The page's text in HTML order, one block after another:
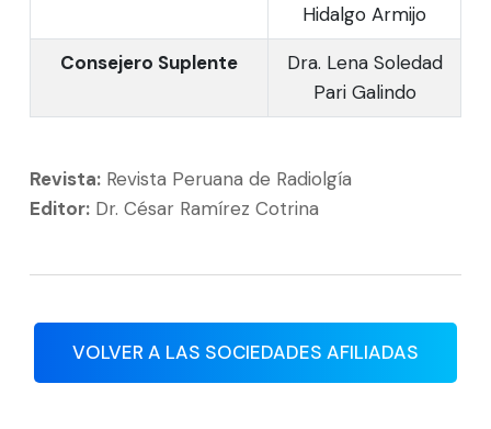
Hidalgo Armijo
Consejero Suplente
Dra. Lena Soledad
Pari Galindo
Revista: Revista Peruana de Radiolgía
Editor: Dr. César Ramírez Cotrina
VOLVER A LAS SOCIEDADES AFILIADAS